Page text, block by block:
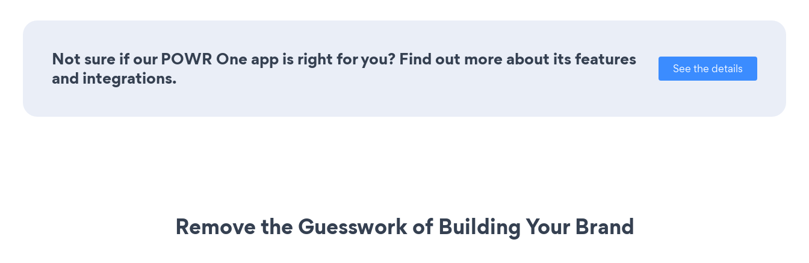
Not sure if our POWR One app is right for you? Find out more about its features
and integrations.
See the details
Remove the Guesswork of Building Your Brand